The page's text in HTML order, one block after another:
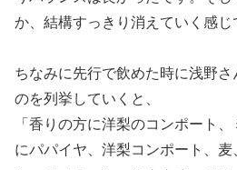
か、結構すっきり消えていく感じ
ちなみに先行で飲めた時に浅野
のを列挙していくと、
「香りの方に洋梨のコンポート
にパパイヤ、洋梨コンポート、麦